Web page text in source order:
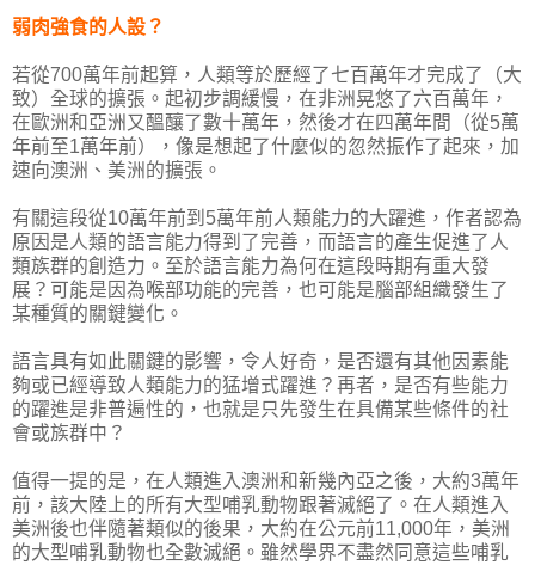
弱肉強食的人設？
若從700萬年前起算，人類等於歷經了七百萬年才完成了（大
致）全球的擴張。起初步調緩慢，在非洲晃悠了六百萬年，
在歐洲和亞洲又醞釀了數十萬年，然後才在四萬年間（從5萬
年前至1萬年前），像是想起了什麼似的忽然振作了起來，加
速向澳洲、美洲的擴張。
有關這段從10萬年前到5萬年前人類能力的大躍進，作者認為
原因是人類的語言能力得到了完善，而語言的產生促進了人
類族群的創造力。至於語言能力為何在這段時期有重大發
展？可能是因為喉部功能的完善，也可能是腦部組織發生了
某種質的關鍵變化。
語言具有如此關鍵的影響，令人好奇，是否還有其他因素能
夠或已經導致人類能力的猛增式躍進？再者，是否有些能力
的躍進是非普遍性的，也就是只先發生在具備某些條件的社
會或族群中？
值得一提的是，在人類進入澳洲和新幾內亞之後，大約3萬年
前，該大陸上的所有大型哺乳動物跟著滅絕了。在人類進入
美洲後也伴隨著類似的後果，大約在公元前11,000年，美洲
的大型哺乳動物也全數滅絕。雖然學界不盡然同意這些哺乳